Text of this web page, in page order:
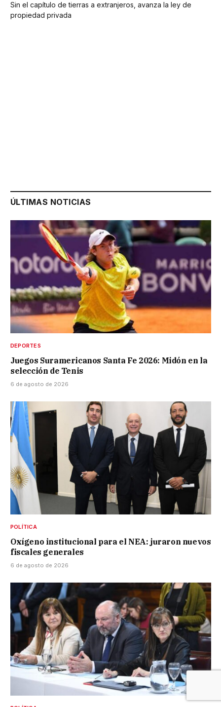
Sin el capítulo de tierras a extranjeros, avanza la ley de
propiedad privada
ÚLTIMAS NOTICIAS
DEPORTES
Juegos Suramericanos Santa Fe 2026: Midón en la
selección de Tenis
6 de agosto de 2026
POLÍTICA
Oxígeno institucional para el NEA: juraron nuevos
fiscales generales
6 de agosto de 2026